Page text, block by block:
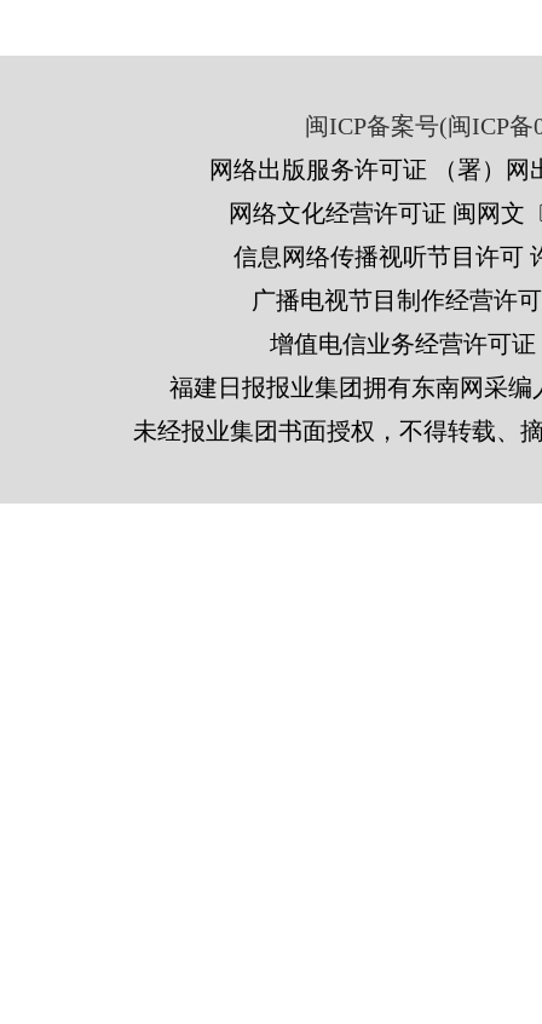
闽ICP备案号(闽ICP备
网络出版服务许可证 （署）网
网络文化经营许可证 闽网文
信息网络传播视听节目许可
广播电视节目制作经营许
增值电信业务经营许可证
福建日报报业集团拥有东南网采
未经报业集团书面授权，不得转载、